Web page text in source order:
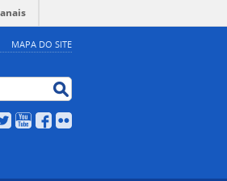
MAPA DO SITE
TwitterYouTubeFacebook